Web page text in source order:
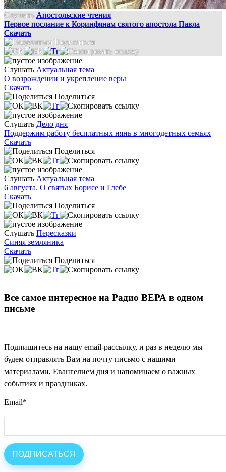
Слушать Апостольские чтения
Первое послание к Коринфянам святого апостола Павла
Скачать
Поделиться
Слушать Актуальная тема
О возрождении и укрепление веры
Скачать
Поделиться
Слушать Дело дня
Поддержим работу бесплатных нянь в многодетных семьях
Скачать
Поделиться
Слушать Актуальная тема
6 августа. О святых Борисе и Глебе
Скачать
Поделиться
Слушать Пересказки
Синяя земляника
Скачать
Поделиться
Все самое интересное на Радио ВЕРА в одном
письме
Подпишитесь на нашу email-рассылку, и раз в неделю мы
будем отправлять Вам на почту письмо с нашими
материалами, Евангелием дня и напоминаем о важных
событиях и праздниках.
Email*